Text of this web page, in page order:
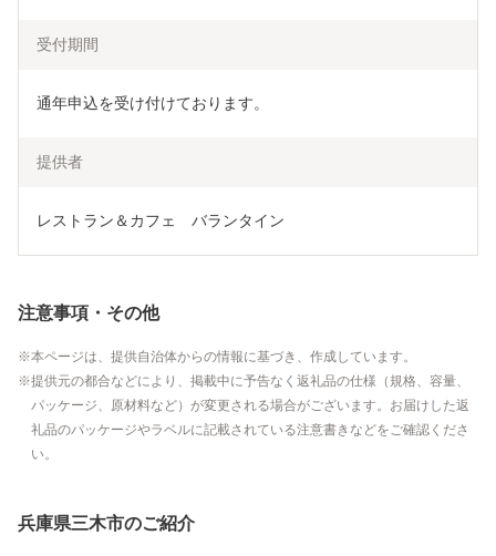
受付期間
通年申込を受け付けております。
提供者
レストラン＆カフェ　バランタイン
注意事項・その他
本ページは、提供自治体からの情報に基づき、作成しています。
提供元の都合などにより、掲載中に予告なく返礼品の仕様（規格、容量、
パッケージ、原材料など）が変更される場合がございます。お届けした返
礼品のパッケージやラベルに記載されている注意書きなどをご確認くださ
い。
兵庫県三木市のご紹介